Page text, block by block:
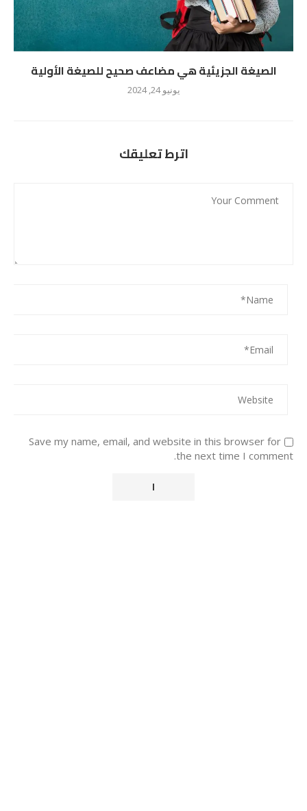
الصيغة الجزيئية هي مضاعف صحيح للصيغة الأولية
يونيو 24, 2024
اترط تعليقك
Save my name, email, and website in this browser for
the next time I comment.